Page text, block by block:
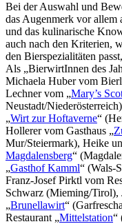
Bei der Auswahl und
das Augenmerk vor allem
und das kulinarische
auch nach den Kriterien,
den Bierspezialitäten
Als „BierwirtInnen des
Michaela Huber vom
Lechner vom „Mary’s
Neustadt/
„Wirt zur Hoftaverne“
Hollerer vom Gasthaus „
Mur/Steiermark), Heike
Magdalensberg“
„Gasthof Kamml“ (Wals-
Franz-Josef Pirktl vom
Schwarz (Mieming/Tirol),
„Brunellawirt“
Restaurant „Mittelstation“